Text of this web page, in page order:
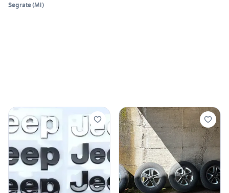
Segrate(MI)